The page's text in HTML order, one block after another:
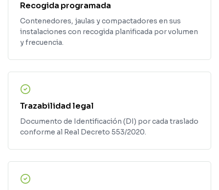
Recogida programada
Contenedores, jaulas y compactadores en sus
instalaciones con recogida planificada por volumen
y frecuencia.
Trazabilidad legal
Documento de Identificación (DI) por cada traslado
conforme al Real Decreto 553/2020.